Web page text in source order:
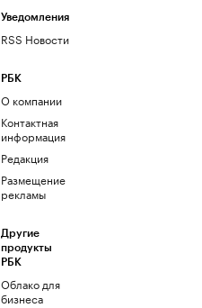
Уведомления
RSS Новости
РБК
О компании
Контактная
информация
Редакция
Размещение
рекламы
Другие
продукты
РБК
Облако для
бизнеса